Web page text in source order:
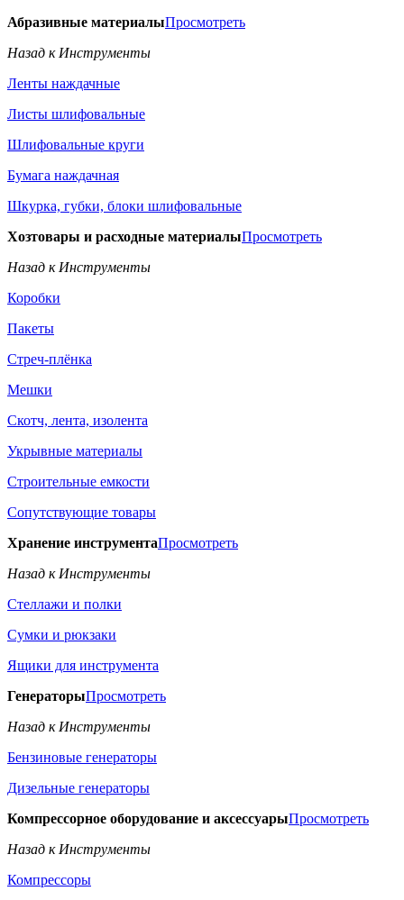
Абразивные материалыПросмотреть
Назад к Инструменты
Ленты наждачные
Листы шлифовальные
Шлифовальные круги
Бумага наждачная
Шкурка, губки, блоки шлифовальные
Хозтовары и расходные материалыПросмотреть
Назад к Инструменты
Коробки
Пакеты
Стреч-плёнка
Мешки
Скотч, лента, изолента
Укрывные материалы
Строительные емкости
Сопутствующие товары
Хранение инструментаПросмотреть
Назад к Инструменты
Стеллажи и полки
Сумки и рюкзаки
Ящики для инструмента
ГенераторыПросмотреть
Назад к Инструменты
Бензиновые генераторы
Дизельные генераторы
Компрессорное оборудование и аксессуарыПросмотреть
Назад к Инструменты
Компрессоры